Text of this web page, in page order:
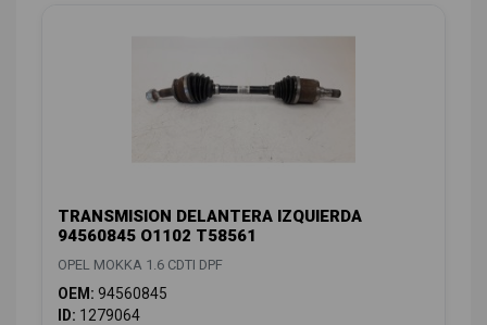
TRANSMISION DELANTERA IZQUIERDA
94560845 O1102 T58561
OPEL MOKKA 1.6 CDTI DPF
OEM: 94560845
ID: 1279064